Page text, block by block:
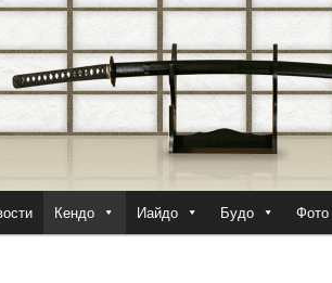
Кендо Иайдо Будо Фото